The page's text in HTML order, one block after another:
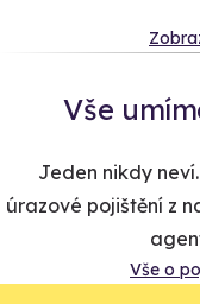
Vše
Jeden nikdy
úrazové pojištění z
Vše o